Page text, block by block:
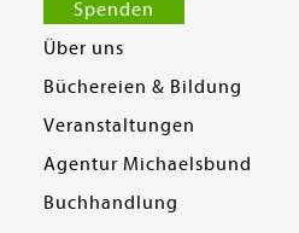
Spenden
Über uns
Büchereien & Bildung
Veranstaltungen
Agentur Michaelsbund
Buchhandlung